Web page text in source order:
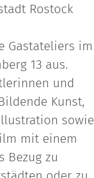
Rostock
Gastateliers im
13 aus.
und
Kunst,
sowie
mit einem
Bezug zu